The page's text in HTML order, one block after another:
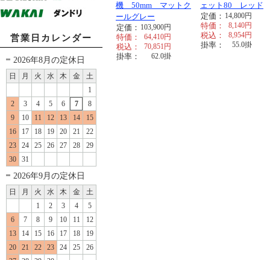
営業日カレンダー
2026年8月の定休日
日 月 火 水 木 金
土
1
2
3 4 5 6 7
8
9
10 11 12 13 14
15
16
17 18 19 20 21
22
23
24 25 26 27 28
29
30
31
2026年9月の定休日
日 月 火 水 木 金
土
1
2 3 4
5
6
7 8 9 10 11
12
13
14 15 16 17 18
19
20
21 22 23 24 25
26
機 50mm マットク
ールグレー
定価： 103,900円
特価： 64,410円
税込： 70,851 円
掛率： 62.0掛
ェット80 レッド
定価： 14,800円
特価： 8,140円
税込： 8,954円
掛率： 55.0掛